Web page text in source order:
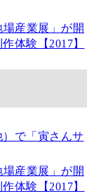
産業展」が開
体験【2017】
で「寅さんサ
産業展」が開
体験【2017】